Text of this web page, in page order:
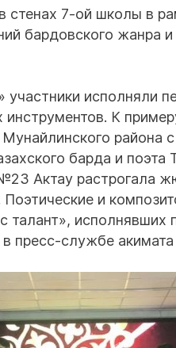
стенах 7-ой школы в
бардовского жанра
исполняли
К
района
барда и
Актау растрогала
и
талант», исполнявших
пресс-службе